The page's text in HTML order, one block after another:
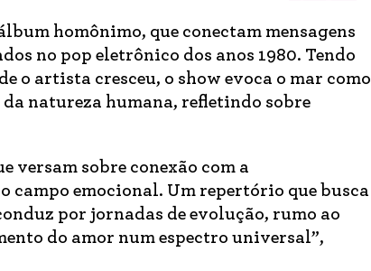
homônimo, que conectam mensagens
no pop eletrônico dos anos 1980. Tendo
o artista cresceu, o show evoca o mar como
da natureza humana, refletindo sobre
versam sobre conexão com a
campo emocional. Um repertório que busca
por jornadas de evolução, rumo ao
do amor num espectro universal”,